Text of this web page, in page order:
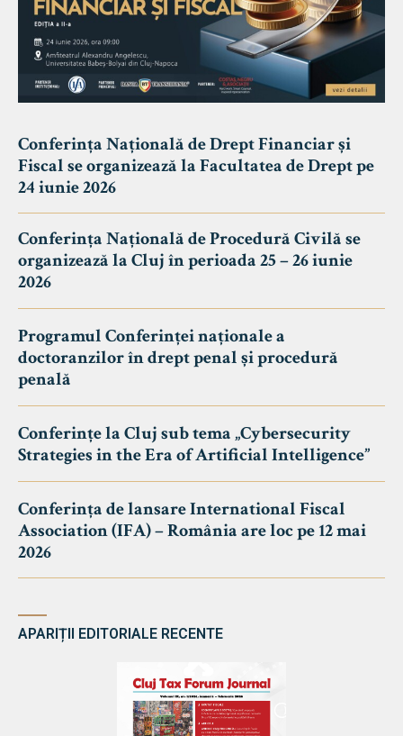
Conferința Națională de Drept Financiar și
Fiscal se organizează la Facultatea de Drept pe
24 iunie 2026
Conferința Națională de Procedură Civilă se
organizează la Cluj în perioada 25 – 26 iunie
2026
Programul Conferinței naționale a
doctoranzilor în drept penal și procedură
penală
Conferințe la Cluj sub tema „Cybersecurity
Strategies in the Era of Artificial Intelligence”
Conferința de lansare International Fiscal
Association (IFA) – România are loc pe 12 mai
2026
APARIȚII EDITORIALE RECENTE